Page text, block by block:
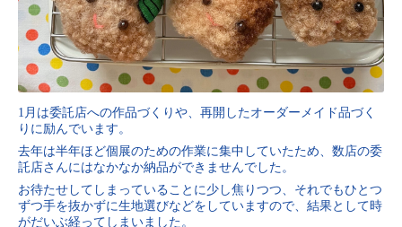
1月は委託店への作品づくりや、再開したオーダーメイド品づく
りに励んでいます。
去年は半年ほど個展のための作業に集中していたため、数店の委
託店さんにはなかなか納品ができませんでした。
お待たせしてしまっていることに少し焦りつつ、それでもひとつ
ずつ手を抜かずに生地選びなどをしていますので、結果として時
がだいぶ経ってしまいました。